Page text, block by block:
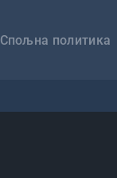
Спољна политика